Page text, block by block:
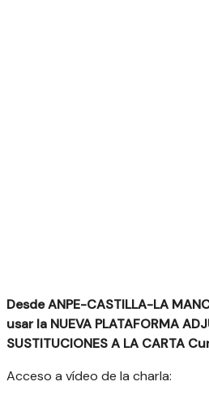
Desde ANPE-CASTILLA-LA
usar la NUEVA PLATAFORMA
SUSTITUCIONES A LA CARTA
Acceso a vídeo de la charla: